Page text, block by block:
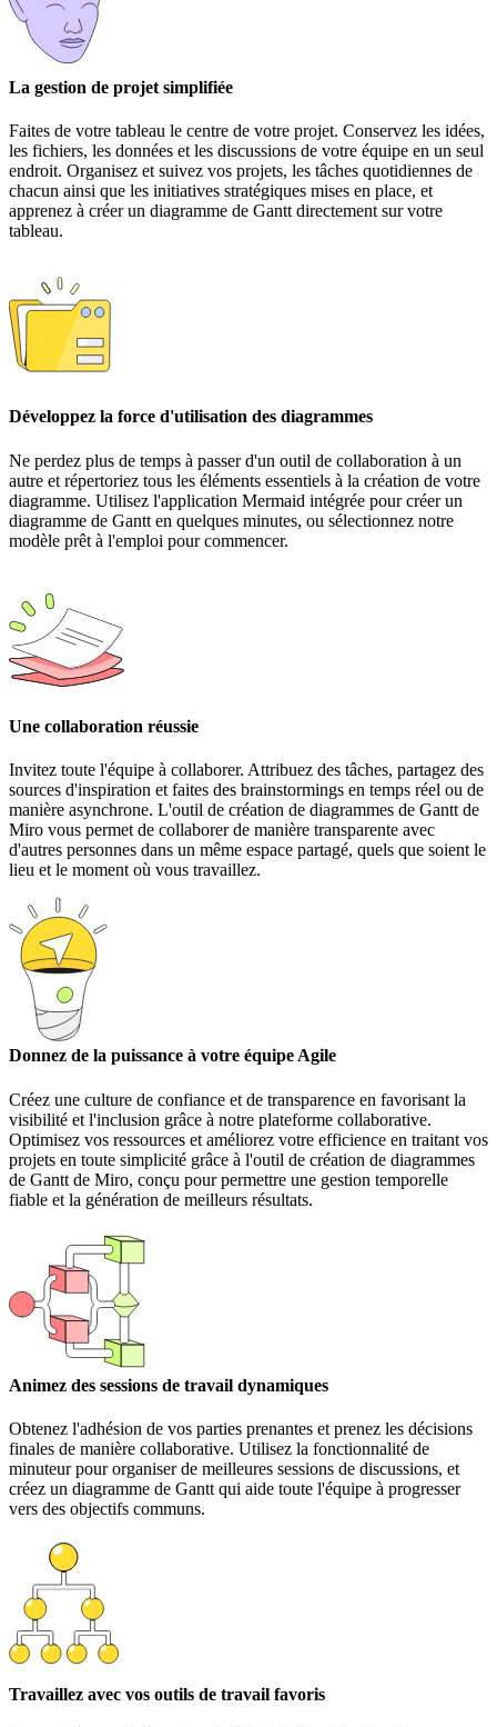
La gestion de projet simplifiée
Faites de votre tableau le centre de votre projet. Conservez les idées,
les fichiers, les données et les discussions de votre équipe en un seul
endroit. Organisez et suivez vos projets, les tâches quotidiennes de
chacun ainsi que les initiatives stratégiques mises en place, et
apprenez à créer un diagramme de Gantt directement sur votre
tableau.
Développez la force d'utilisation des diagrammes
Ne perdez plus de temps à passer d'un outil de collaboration à un
autre et répertoriez tous les éléments essentiels à la création de votre
diagramme. Utilisez l'application Mermaid intégrée pour créer un
diagramme de Gantt en quelques minutes, ou sélectionnez notre
modèle prêt à l'emploi pour commencer.
Une collaboration réussie
Invitez toute l'équipe à collaborer. Attribuez des tâches, partagez des
sources d'inspiration et faites des brainstormings en temps réel ou de
manière asynchrone. L'outil de création de diagrammes de Gantt de
Miro vous permet de collaborer de manière transparente avec
d'autres personnes dans un même espace partagé, quels que soient le
lieu et le moment où vous travaillez.
Donnez de la puissance à votre équipe Agile
Créez une culture de confiance et de transparence en favorisant la
visibilité et l'inclusion grâce à notre plateforme collaborative.
Optimisez vos ressources et améliorez votre efficience en traitant vos
projets en toute simplicité grâce à l'outil de création de diagrammes
de Gantt de Miro, conçu pour permettre une gestion temporelle
fiable et la génération de meilleurs résultats.
Animez des sessions de travail dynamiques
Obtenez l'adhésion de vos parties prenantes et prenez les décisions
finales de manière collaborative. Utilisez la fonctionnalité de
minuteur pour organiser de meilleures sessions de discussions, et
créez un diagramme de Gantt qui aide toute l'équipe à progresser
vers des objectifs communs.
Travaillez avec vos outils de travail favoris